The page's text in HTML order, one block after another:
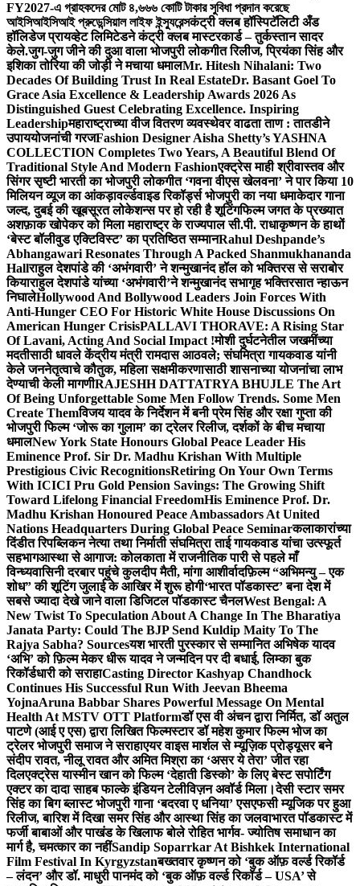
FY2027-এ গ্রাহকদের মোট ৪,৬৬৬ কোটি টাকার সুবিধা প্রদান করেছে
আইসিআইসিআই প্রুডেন্সিয়াল লাইফ ইন্স্যুরেন্সकंट्री क्लब हॉस्पिटॅलिटी अँड
हॉलिडेज प्रायव्हेट लिमिटेडने कंट्री क्लब मास्टरकार्ड – तुर्कस्तान सादर
केले.जुग-जुग जीने की दुआ वाला भोजपुरी लोकगीत रिलीज, प्रियंका सिंह और
इशिका तोरिया की जोड़ी ने मचाया धमालMr. Hitesh Nihalani: Two
Decades Of Building Trust In Real EstateDr. Basant Goel To
Grace Asia Excellence & Leadership Awards 2026 As
Distinguished Guest Celebrating Excellence. Inspiring
Leadershipमहाराष्ट्राच्या वीज वितरण व्यवस्थेवर वाढता ताण : तातडीने
उपाययोजनांची गरजFashion Designer Aisha Shetty’s YASHNA
COLLECTION Completes Two Years, A Beautiful Blend Of
Traditional Style And Modern Fashionएक्ट्रेस माही श्रीवास्तव और
सिंगर सृष्टी भारती का भोजपुरी लोकगीत ‘गवना वीएस खेलवना’ ने पार किया 10
मिलियन व्यूज का आंकड़ावर्ल्डवाइड रिकॉर्ड्स भोजपुरी का नया धमाकेदार गाना
जल्द, दुबई की खूबसूरत लोकेशन्स पर हो रही है शूटिंगफिल्म जगत के प्रख्यात
अशफ़ाक खोपेकर को मिला महाराष्ट्र के राज्यपाल सी.पी. राधाकृष्णन के हाथों
‘बेस्ट बॉलीवुड एक्टिविस्ट’ का प्रतिष्ठित सम्मानRahul Deshpande’s
Abhangawari Resonates Through A Packed Shanmukhananda
Hallराहुल देशपांडे की ‘अभंगवारी’ ने शन्मुखानंद हॉल को भक्तिरस से सराबोर
कियाराहुल देशपांडे यांच्या ‘अभंगवारी’ने शन्मुखानंद सभागृह भक्तिरसात न्हाऊन
निघालेHollywood And Bollywood Leaders Join Forces With
Anti-Hunger CEO For Historic White House Discussions On
American Hunger CrisisPALLAVI THORAVE: A Rising Star
Of Lavani, Acting And Social Impact !मोशी दुर्घटनेतील जखमींच्या
मदतीसाठी धावले केंद्रीय मंत्री रामदास आठवले; संघमित्रा गायकवाड यांनी
केले जननेतृत्वाचे कौतुक, महिला सक्षमीकरणासाठी शासनाच्या योजनांचा लाभ
देण्याची केली मागणीRAJESHH DATTATRYA BHUJLE The Art
Of Being Unforgettable Some Men Follow Trends. Some Men
Create Themविजय यादव के निर्देशन में बनी प्रेम सिंह और रक्षा गुप्ता की
भोजपुरी फिल्म ‘जोरू का गुलाम’ का ट्रेलर रिलीज, दर्शकों के बीच मचाया
धमालNew York State Honours Global Peace Leader His
Eminence Prof. Sir Dr. Madhu Krishan With Multiple
Prestigious Civic RecognitionsRetiring On Your Own Terms
With ICICI Pru Gold Pension Savings: The Growing Shift
Toward Lifelong Financial FreedomHis Eminence Prof. Dr.
Madhu Krishan Honoured Peace Ambassadors At United
Nations Headquarters During Global Peace Seminarकलाकारांच्या
दिंडीत रिपब्लिकन नेत्या तथा निर्माती संघमित्रा ताई गायकवाड यांचा उत्स्फूर्त
सहभागआस्था से आगाज: कोलकाता में राजनीतिक पारी से पहले माँ
विन्ध्यवासिनी दरबार पहुंचे कुलदीप मैती, मांगा आशीर्वादफ़िल्म “अभिमन्यु – एक
शोध” की शूटिंग जुलाई के आखिर में शुरू होगी‘भारत पॉडकास्ट’ बना देश में
सबसे ज्यादा देखे जाने वाला डिजिटल पॉडकास्ट चैनलWest Bengal: A
New Twist To Speculation About A Change In The Bharatiya
Janata Party: Could The BJP Send Kuldip Maity To The
Rajya Sabha? Sourcesयश भारती पुरस्कार से सम्मानित अभिषेक यादव
‘अभि’ को फ़िल्म मेकर धीरू यादव ने जन्मदिन पर दी बधाई, लिम्का बुक
रिकॉर्डधारी को सराहाCasting Director Kashyap Chandhock
Continues His Successful Run With Jeevan Bheema
YojnaAruna Babbar Shares Powerful Message On Mental
Health At MSTV OTT Platformडॉ एस वी अंचन द्वारा निर्मित, डॉ अतुल
पाटणे (आई ए एस) द्वारा लिखित फिल्मस्टार डॉ महेश कुमार फिल्म भोज का
ट्रेलर भोजपुरी समाज ने सराहाएयर वाइस मार्शल से म्यूज़िक प्रोड्यूसर बने
संदीप रावत, नीलू रावत और अमित मिश्रा का ‘असर ये तेरा’ जीत रहा
दिलएक्ट्रेस यास्मीन खान को फिल्म ‘देहाती डिस्को’ के लिए बेस्ट सपोर्टिंग
एक्टर का दादा साहब फाल्के इंडियन टेलीविज़न अवॉर्ड मिला।देसी स्टार समर
सिंह का बिग ब्लास्ट भोजपुरी गाना ‘बदरवा ए धनिया’ एसएफसी म्यूजिक पर हुआ
रिलीज, बारिश में दिखा समर सिंह और आस्था सिंह का जलवाभारत पॉडकास्ट में
फर्जी बाबाओं और पाखंड के खिलाफ बोले रोहित भार्गव- ज्योतिष समाधान का
मार्ग है, चमत्कार का नहींSandip Soparrkar At Bishkek International
Film Festival In Kyrgyzstanबख्तवार कृष्णन को ‘बुक ऑफ़ वर्ल्ड रिकॉर्ड
– लंदन’ और डॉ. माधुरी पानमंद को ‘बुक ऑफ़ वर्ल्ड रिकॉर्ड – USA’ से